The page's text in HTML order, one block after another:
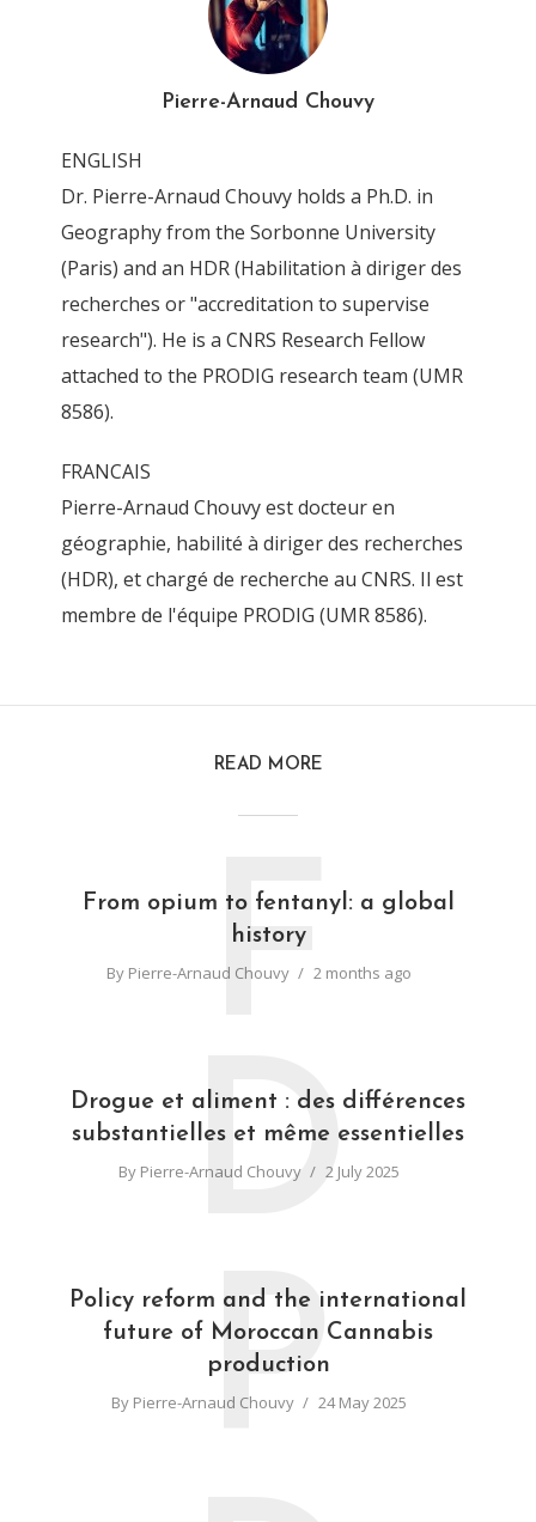
pply_Hashish_Europe
Pierre-Arnaud Chouvy
Pierre-Arnaud Chouvy
ENGLISH
Dr. Pierre-Arnaud Chouvy holds a Ph.D. in
Geography from the Sorbonne University
(Paris) and an HDR (Habilitation à diriger des
recherches or "accreditation to supervise
research"). He is a CNRS Research Fellow
attached to the PRODIG research team (UMR
8586).
FRANCAIS
Pierre-Arnaud Chouvy est docteur en
géographie, habilité à diriger des recherches
(HDR), et chargé de recherche au CNRS. Il est
membre de l'équipe PRODIG (UMR 8586).
READ MORE
From opium to fentanyl: a global
history
By Pierre-Arnaud Chouvy 2 months ago
F
Drogue et aliment : des différences
substantielles et même essentielles
By Pierre-Arnaud Chouvy 2 July 2025
D
Policy reform and the international
future of Moroccan Cannabis
production
By Pierre-Arnaud Chouvy 24 May 2025
P